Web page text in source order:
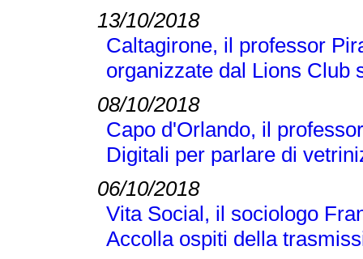
13/10/2018
Caltagirone, il professor
organizzate dal Lions Club
08/10/2018
Capo d'Orlando, il
Digitali per parlare di
06/10/2018
Vita Social, il sociologo
Accolla ospiti della